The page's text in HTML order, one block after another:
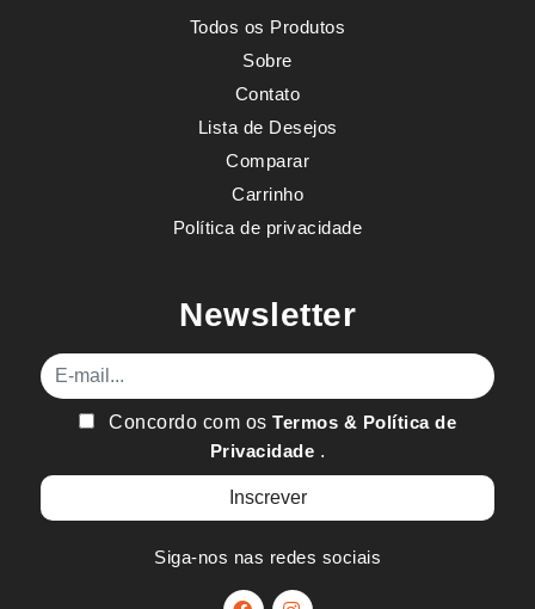
Todos os Produtos
Sobre
Contato
Lista de Desejos
Comparar
Carrinho
Política de privacidade
Newsletter
E-mail
Concordo com osTermos & Política de
Privacidade .
Siga-nos nas redes sociais